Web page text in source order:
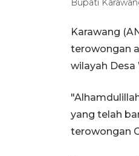
Bupati
Karawang
terowongan
wilayah Desa
yang telah
terowongan